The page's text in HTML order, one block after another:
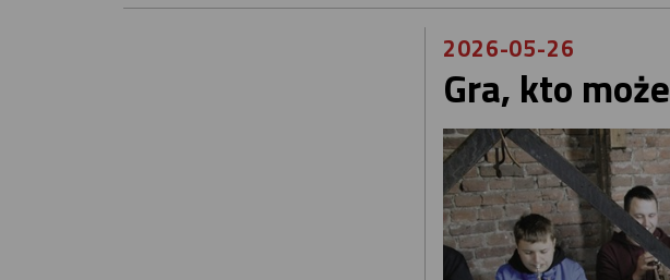
2026-05-26
Gra, kto może